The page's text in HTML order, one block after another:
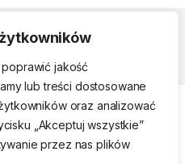
jakość
lub treści dostosowane
oraz analizować
„Akceptuj wszystkie”
przez nas plików